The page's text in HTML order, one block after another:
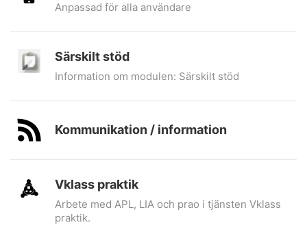
Anpassad för alla användare
Särskilt stöd
Information om modulen: Särskilt stöd
Kommunikation / information
Vklass praktik
Arbete med APL, LIA och prao i tjänsten Vklass
praktik.